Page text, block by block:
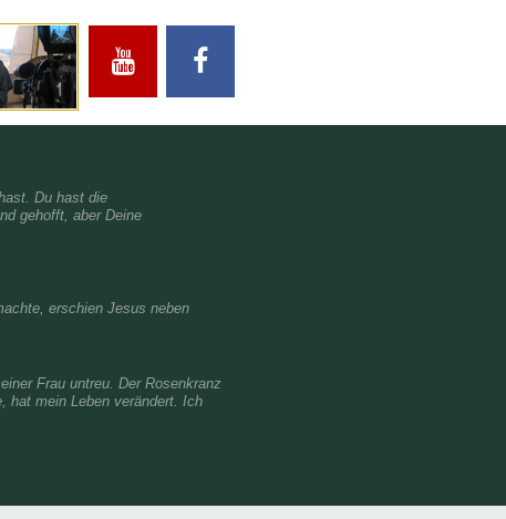
Du hast die
gehofft, aber Deine
erschien Jesus neben
Frau untreu. Der Rosenkranz
hat mein Leben verändert. Ich